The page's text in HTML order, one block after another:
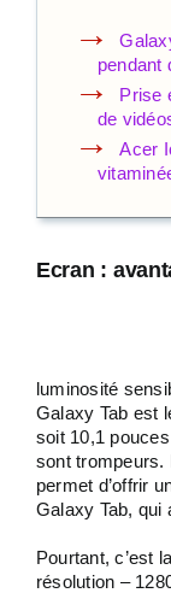
pendant
Prise
de
Acer
Ecran :
luminosité
Galaxy Tab est
soit 10,1
sont trompeurs.
permet d’offrir
Galaxy Tab, qui
Pourtant, c’est
résolution –